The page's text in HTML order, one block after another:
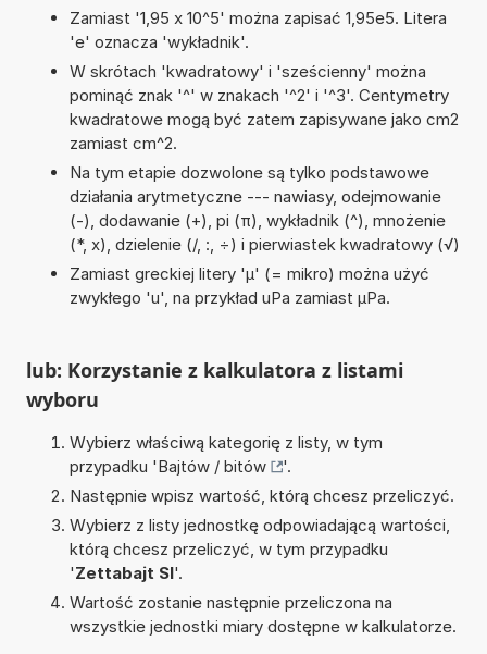
Zamiast '1,95 x 10^5' można zapisać 1,95e5. Litera
'e' oznacza 'wykładnik'.
W skrótach 'kwadratowy' i 'sześcienny' można
pominąć znak '^' w znakach '^2' i '^3'. Centymetry
kwadratowe mogą być zatem zapisywane jako cm2
zamiast cm^2.
Na tym etapie dozwolone są tylko podstawowe
działania arytmetyczne --- nawiasy, odejmowanie
(-), dodawanie (+), pi (π), wykładnik (^), mnożenie
(*, x), dzielenie (/, :, ÷) i pierwiastek kwadratowy (√)
Zamiast greckiej litery 'µ' (= mikro) można użyć
zwykłego 'u', na przykład uPa zamiast µPa.
lub: Korzystanie z kalkulatora z listami
wyboru
Wybierz właściwą kategorię z listy, w tym
przypadku 'Bajtów / bitów
'.
Następnie wpisz wartość, którą chcesz przeliczyć.
Wybierz z listy jednostkę odpowiadającą wartości,
którą chcesz przeliczyć, w tym przypadku
'Zettabajt SI'.
Wartość zostanie następnie przeliczona na
wszystkie jednostki miary dostępne w kalkulatorze.